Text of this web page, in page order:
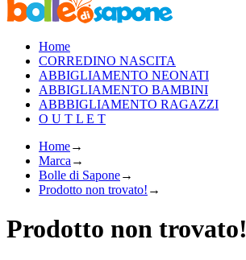
Home
CORREDINO NASCITA
ABBIGLIAMENTO NEONATI
ABBIGLIAMENTO BAMBINI
ABBBIGLIAMENTO RAGAZZI
O U T L E T
Home→
Marca →
Bolle di Sapone→
Prodotto non trovato! →
Prodotto non trovato!